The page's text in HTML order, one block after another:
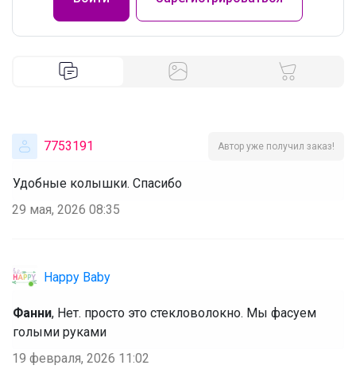
7753191 Автор уже получил заказ!
Удобные колышки. Спасибо
29 мая, 2026 08:35
Happy Baby
Фанни, Нет. просто это стекловолокно. Мы фасуем
голыми руками
19 февраля, 2026 11:02